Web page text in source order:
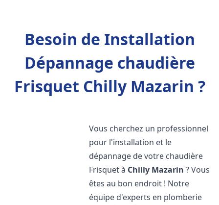
Besoin de Installation
Dépannage chaudière
Frisquet Chilly Mazarin ?
Vous cherchez un professionnel
pour l'installation et le
dépannage de votre chaudière
Frisquet à Chilly Mazarin ? Vous
êtes au bon endroit ! Notre
équipe d'experts en plomberie